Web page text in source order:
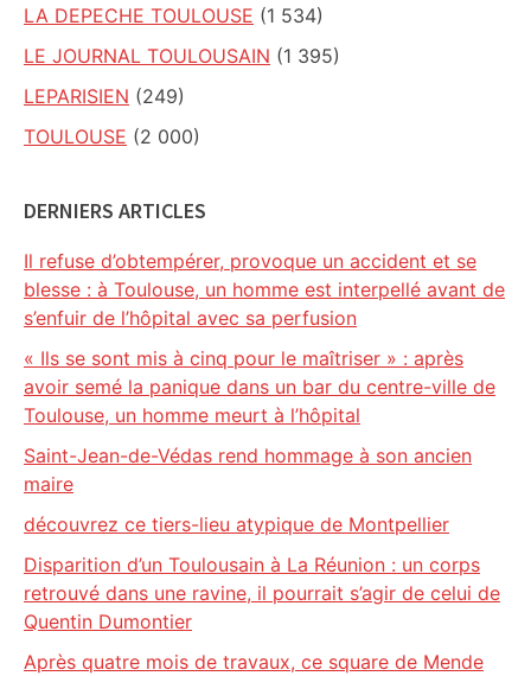
LA DEPECHE TOULOUSE (1 534)
LE JOURNAL TOULOUSAIN (1 395)
LEPARISIEN (249)
TOULOUSE (2 000)
DERNIERS ARTICLES
Il refuse d’obtempérer, provoque un accident et se
blesse : à Toulouse, un homme est interpellé avant de
s’enfuir de l’hôpital avec sa perfusion
« Ils se sont mis à cinq pour le maîtriser » : après
avoir semé la panique dans un bar du centre-ville de
Toulouse, un homme meurt à l’hôpital
Saint-Jean-de-Védas rend hommage à son ancien
maire
découvrez ce tiers-lieu atypique de Montpellier
Disparition d’un Toulousain à La Réunion : un corps
retrouvé dans une ravine, il pourrait s’agir de celui de
Quentin Dumontier
Après quatre mois de travaux, ce square de Mende